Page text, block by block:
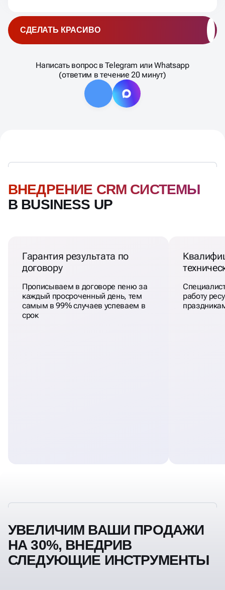
Написать вопрос в Telegram или Whatsapp
(ответим в течение 20 минут)
СДЕЛАТЬ КРАСИВО
ВНЕДРЕНИЕ CRM СИСТЕМЫ
В BUSINESS UP
Гарантия результата по
договору
Прописываем в договоре пеню за
каждый просроченный день, тем
самым в 99% случаев успеваем в
срок
работу
УВЕЛИЧИМ ВАШИ ПРОДАЖИ
НА 30%, ВНЕДРИВ
СЛЕДУЮЩИЕ ИНСТРУМЕНТЫ